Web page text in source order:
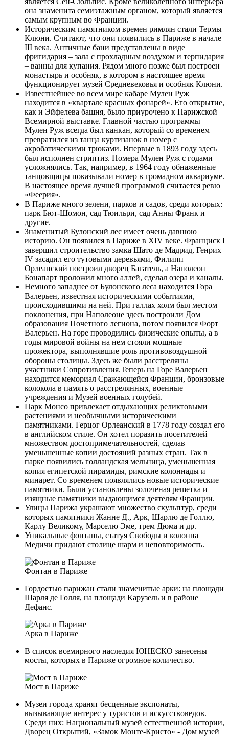
она знаменита семиэтажным органом, который является
самым крупным во Франции.
Историческим памятником времен римлян стали Термы
Клюни. Считают, что они появились в Париже в начале
III века. Античные бани представлены в виде
фригидария – зала с прохладным воздухом и терпидария
– ванны для купания. Рядом много позже был построен
монастырь и особняк, в котором в настоящее время
функционирует музей Средневековья и особняк Клюни.
Известнейшее во всем мире кабаре Мулен Руж
находится в «квартале красных фонарей». Его открытие,
как и Эйфелева башня, было приурочено к Парижской
Всемирной выставке. Главной частью программы
Мулен Руж всегда был канкан, который со временем
превратился из танца куртизанок в номер с
акробатическими трюками. Впервые в 1893 году здесь
был исполнен стриптиз. Номера Мулен Руж с годами
усложнялись. Так, например, в 1964 году обнаженные
танцовщицы показывали номер в громадном аквариуме.
В настоящее время лучшей программой считается ревю
«Феерия».
В Париже много зелени, парков и садов, среди которых:
парк Бют-Шомон, сад Тюильри, сад Анны Франк и
другие.
Знаменитый Булонский лес имеет очень давнюю
историю. Он появился в Париже в XIV веке. Франциск I
завершил строительство замка Шато де Мадрид, Генрих
IV засадил его тутовыми деревьями, Филипп
Орлеанский построил дворец Багатель, а Наполеон
Бонапарт проложил много аллей, сделал озера и каналы.
Немного западнее от Булонского леса находится Гора
Валерьен, известная историческими событиями,
происходившими на ней. При галлах холм был местом
поклонения, при Наполеоне здесь построили Дом
образования Почетного легиона, потом появился Форт
Валерьен. На горе проводились физические опыты, а в
годы мировой войны на нем стояли мощные
прожектора, выполнявшие роль противовоздушной
обороны столицы. Здесь же были расстреляны
участники Сопротивления.Теперь на Горе Валерьен
находится мемориал Сражающейся Франции, бронзовые
колокола в память о расстрелянных, военные
учреждения и Музей военных голубей.
Парк Монсо привлекает отдыхающих реликтовыми
растениями и необычными историческими
памятниками. Герцог Орлеанский в 1778 году создал его
в английском стиле. Он хотел поразить посетителей
множеством достопримечательностей, сделав
уменьшенные копии достояний разных стран. Так в
парке появились голландская мельница, уменьшенная
копия египетской пирамиды, римские колоннады и
минарет. Со временем появлялись новые исторические
памятники. Были установлены золоченая решетка и
изящные памятники выдающимся деятелям Франции.
Улицы Парижа украшают множество скульптур, среди
которых памятники Жанне Д., Арк, Шарлю де Голлю,
Карлу Великому, Марселю Эме, трем Дюма и др.
Уникальные фонтаны, статуя Свободы и колонна
Медичи придают столице шарм и неповторимость.
Фонтан в Париже
Гордостью парижан стали знаменитые арки: на площади
Шарля де Голля, на площади Карузель и в районе
Дефанс.
Арка в Париже
В список всемирного наследия ЮНЕСКО занесены
мосты, которых в Париже огромное количество.
Мост в Париже
Музеи города хранят бесценные экспонаты,
вызывающие интерес у туристов и искусствоведов.
Среди них: Национальный музей естественной истории,
Дворец Открытий, «Замок Монте-Кристо» - Дом музей